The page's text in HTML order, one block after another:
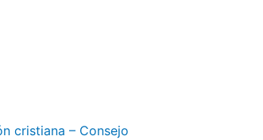
cristiana – Consejo